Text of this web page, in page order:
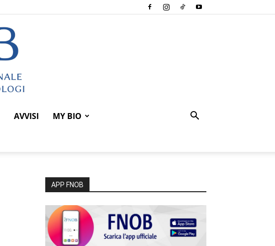
AVVISI MY BIO
APP FNOB